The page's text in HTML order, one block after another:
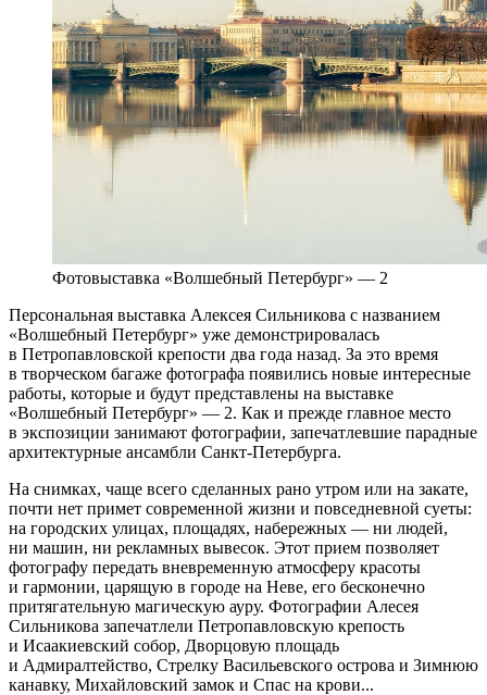
Фотовыставка «Волшебный Петербург» — 2
Персональная выставка Алексея Сильникова с названием
«Волшебный Петербург» уже демонстрировалась
в Петропавловской крепости два года назад. За это время
в творческом багаже фотографа появились новые интересные
работы, которые и будут представлены на выставке
«Волшебный Петербург» — 2. Как и прежде главное место
в экспозиции занимают фотографии, запечатлевшие парадные
архитектурные ансамбли Санкт-Петербурга.
На снимках, чаще всего сделанных рано утром или на закате,
почти нет примет современной жизни и повседневной суеты:
на городских улицах, площадях, набережных — ни людей,
ни машин, ни рекламных вывесок. Этот прием позволяет
фотографу передать вневременную атмосферу красоты
и гармонии, царящую в городе на Неве, его бесконечно
притягательную магическую ауру. Фотографии Алесея
Сильникова запечатлели Петропавловскую крепость
и Исаакиевский собор, Дворцовую площадь
и Адмиралтейство, Стрелку Васильевского острова и Зимнюю
канавку, Михайловский замок и Спас на крови...